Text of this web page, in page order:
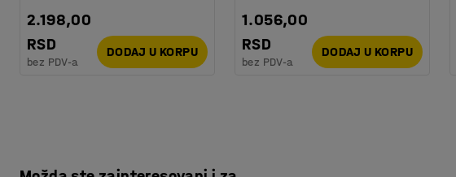
Težina: 75,8
Montaža
Potrebno je sklapanje
Testiranje
EN 16121:2023
2.198,00
RSD
bez PDV-a
DODAJ U KORPU
1.056,00
RSD
bez PDV-a
DODAJ U KORPU